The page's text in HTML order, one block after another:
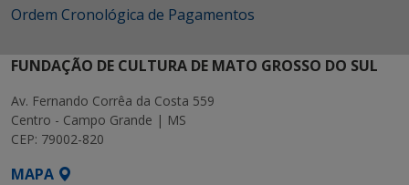
Ordem Cronológica de Pagamentos
FUNDAÇÃO DE CULTURA DE MATO GROSSO DO SUL
Av. Fernando Corrêa da Costa 559
Centro - Campo Grande | MS
CEP: 79002-820
MAPA